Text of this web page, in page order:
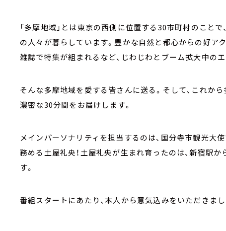
「多摩地域」とは東京の西側に位置する30市町村のこと
の人々が暮らしています。豊かな自然と都心からの好ア
雑誌で特集が組まれるなど、じわじわとブーム拡大中のエ
そんな多摩地域を愛する皆さんに送る。そして、これか
濃密な30分間をお届けします。
メインパーソナリティを担当するのは、国分寺市観光大
務める土屋礼央！土屋礼央が生まれ育ったのは、新宿駅
す。
番組スタートにあたり、本人から意気込みをいただきまし